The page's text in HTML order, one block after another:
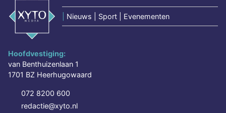
Nieuws | Sport | Evenementen
Hoofdvestiging:
van Benthuizenlaan 1
1701 BZ Heerhugowaard
072 8200 600
redactie@xyto.nl